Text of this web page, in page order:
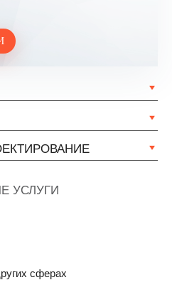
УСЛУГИ
сферах